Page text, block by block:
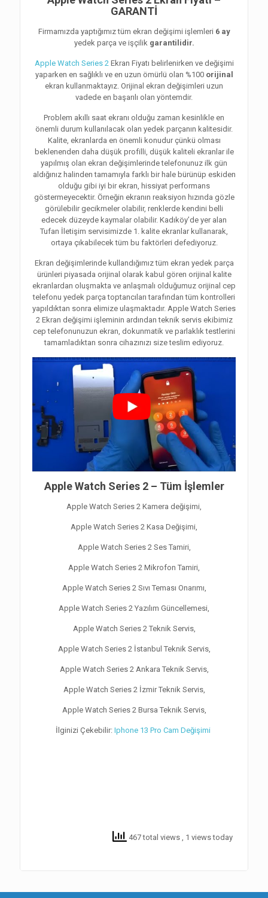
GARANTİ
Firmamızda yaptığımız tüm ekran değişimi işlemleri 6 ay
yedek parça ve işçilik garantilidir.
Apple Watch Series 2Ekran Fiyatı belirlenirken ve değişimi
yaparken en sağlıklı ve en uzun ömürlü olan %100 orijinal
ekran kullanmaktayız. Orijinal ekran değişimleri uzun
vadede en başarılı olan yöntemdir.
Problem akıllı saat ekranı olduğu zaman kesinlikle en
önemli durum kullanılacak olan yedek parçanın kalitesidir.
Kalite, ekranlarda en önemli konudur çünkü olması
beklenenden daha düşük profilli, düşük kaliteli ekranlar ile
yapılmış olan ekran değişimlerinde telefonunuz ilk gün
aldığınız halinden tamamıyla farklı bir hale bürünüp eskiden
olduğu gibi iyi bir ekran, hissiyat performans
göstermeyecektir. Örneğin ekranın reaksiyon hızında gözle
görülebilir gecikmeler olabilir, renklerde kendini belli
edecek düzeyde kaymalar olabilir. Kadıköy’de yer alan
Tufan İletişim servisimizde 1. kalite ekranlar kullanarak,
ortaya çıkabilecek tüm bu faktörleri defediyoruz.
Ekran değişimlerinde kullandığımız tüm ekran yedek parça
ürünleri piyasada orijinal olarak kabul gören orijinal kalite
ekranlardan oluşmakta ve anlaşmalı olduğumuz orijinal cep
telefonu yedek parça toptancıları tarafından tüm kontrolleri
yapıldıktan sonra elimize ulaşmaktadır. Apple Watch Series
2 Ekran değişimi işleminin ardından teknik servis ekibimiz
cep telefonunuzun ekran, dokunmatik ve parlaklık testlerini
tamamladıktan sonra cihazınızı size teslim ediyoruz.
Apple Watch Series 2 – Tüm İşlemler
Apple Watch Series 2 Kamera değişimi,
Apple Watch Series 2 Kasa Değişimi,
Apple Watch Series 2 Ses Tamiri,
Apple Watch Series 2 Mikrofon Tamiri,
Apple Watch Series 2 Sıvı Teması Onarımı,
Apple Watch Series 2 Yazılım Güncellemesi,
Apple Watch Series 2 Teknik Servis,
Apple Watch Series 2 İstanbul Teknik Servis,
Apple Watch Series 2 Ankara Teknik Servis,
Apple Watch Series 2 İzmir Teknik Servis,
Apple Watch Series 2 Bursa Teknik Servis,
İlginizi Çekebilir: Iphone 13 Pro Cam Değişimi
467 total views , 1 views today